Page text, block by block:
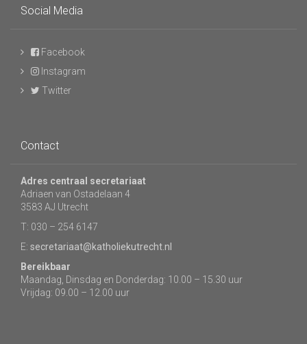
Social Media
Facebook
Instagram
Twitter
Contact
Adres centraal secretariaat
Adriaen van Ostadelaan 4
3583 AJ Utrecht
T: 030 – 254 6147
E: secretariaat@katholiekutrecht.nl
Bereikbaar
Maandag, Dinsdag en Donderdag: 10.00 – 15.30 uur
Vrijdag: 09.00 – 12.00 uur